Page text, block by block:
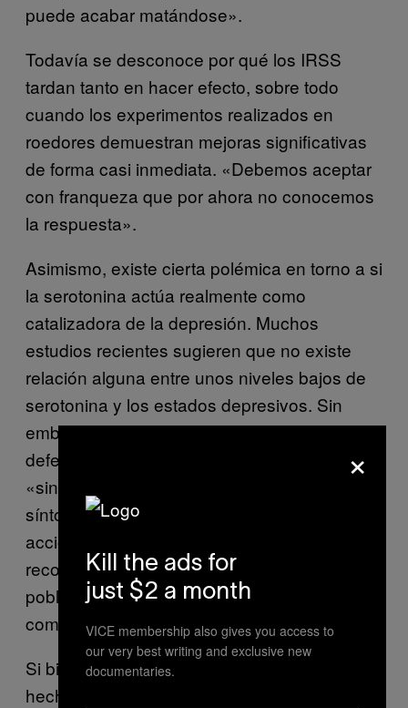
puede acabar matándose».
Todavía se desconoce por qué los IRSS
tardan tanto en hacer efecto, sobre todo
cuando los experimentos realizados en
roedores demuestran mejoras significativas
de forma casi inmediata. «Debemos aceptar
con franqueza que por ahora no conocemos
la respuesta».
Asimismo, existe cierta polémica en torno a si
la serotonina actúa realmente como
catalizadora de la depresión. Muchos
estudios recientes sugieren que no existe
relación alguna entre unos niveles bajos de
serotonina y los estados depresivos. Sin
embargo, Niels y Lundbeck siguen
defendiendo esta teoría. Niels afirma que,
«sin duda, hay personas que muestran
síntomas de depresión debido a una falta de
acción serotonérgica en el cerebro», y
reconoce también que «no toda la
población» muestra una respuesta a IRSS
como el Citalopram.
Si bien entiendo estas críticas, para mí es un
hecho que el Citalopram me ha cambiado —
×
Kill the ads for
just $2 a month
VICE membership also gives you access to
our very best writing and exclusive new
documentaries.